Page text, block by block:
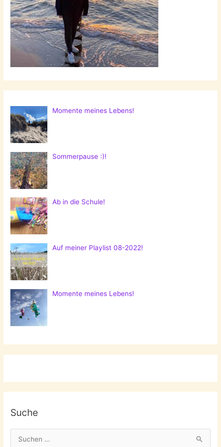
Momente meines Lebens!
Sommerpause :)!
Ab in die Schule!
Auf meiner Playlist 08-2022!
Momente meines Lebens!
Suche